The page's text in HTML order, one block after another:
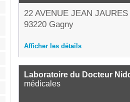
22 AVENUE JEAN JAURES
93220 Gagny
Afficher les détails
Laboratoire du Docteur
médicales